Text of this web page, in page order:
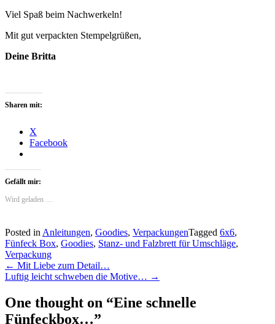
Viel Spaß beim Nachwerkeln!
Mit gut verpackten Stempelgrüßen,
Deine Britta
Sharen mit:
X
Facebook
Gefällt mir:
Wird geladen …
Posted in Anleitungen, Goodies, VerpackungenTagged 6x6,
Fünfeck Box, Goodies, Stanz- und Falzbrett für Umschläge,
Verpackung
Post
navigation
← Mit Liebe zum Detail…
Luftig leicht schweben die Motive… →
One thought on “Eine schnelle
Fünfeckbox…”